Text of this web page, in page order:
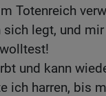
Totenreich
legt, und
und kann
ich harren, bis